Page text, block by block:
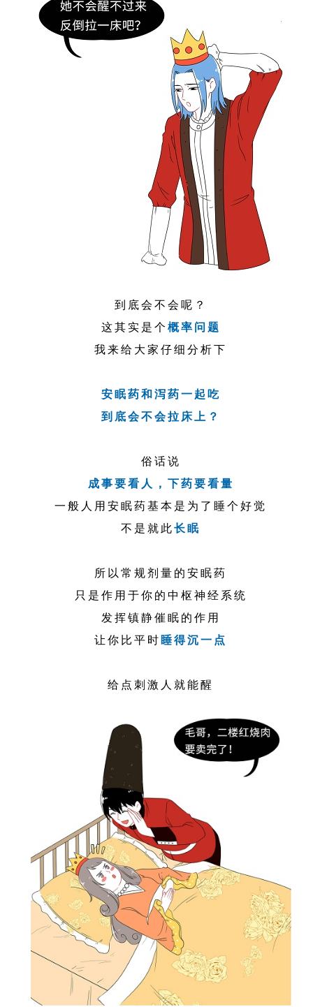
到底会不会呢？
这其实是个概率问题
我来给大家仔细分析下
安眠药和泻药一起吃
到底会不会拉床上？
俗话说
成事要看人，下药要看量
一般人用安眠药基本是为了睡个好觉
不是就此长眠
所以常规剂量的安眠药
只是作用于你的中枢神经系统
发挥镇静催眠的作用
让你比平时睡得沉一点
给点刺激人就能醒